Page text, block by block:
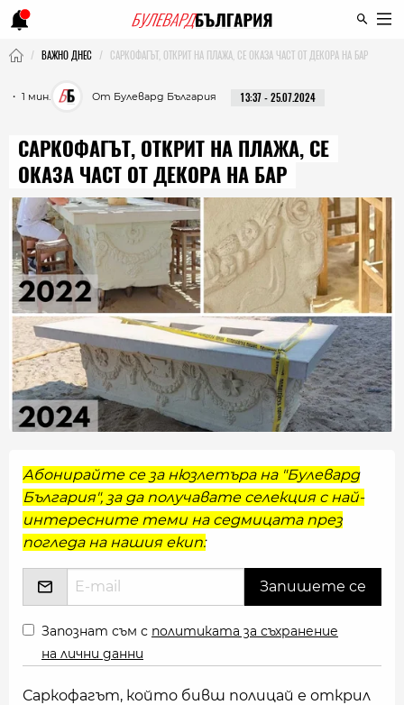
ВАЖНО ДНЕС САРКОФАГЪТ, ОТКРИТ НА ПЛАЖА, СЕ ОКАЗА ЧАСТ ОТ ДЕКОРА НА БАР
・ 1 мин. От Булевард България 13:37 - 25.07.2024
САРКОФАГЪТ, ОТКРИТ НА ПЛАЖА, СЕ
ОКАЗА ЧАСТ ОТ ДЕКОРА НА БАР
Абонирайте се за нюзлетъра на "Булевард
България", за да получавате селекция с най-
интересните теми на седмицата през
погледа на нашия екип:
Запознат съм с политиката за съхранение
на лични данни
Саркофагът, който бивш полицай е открил